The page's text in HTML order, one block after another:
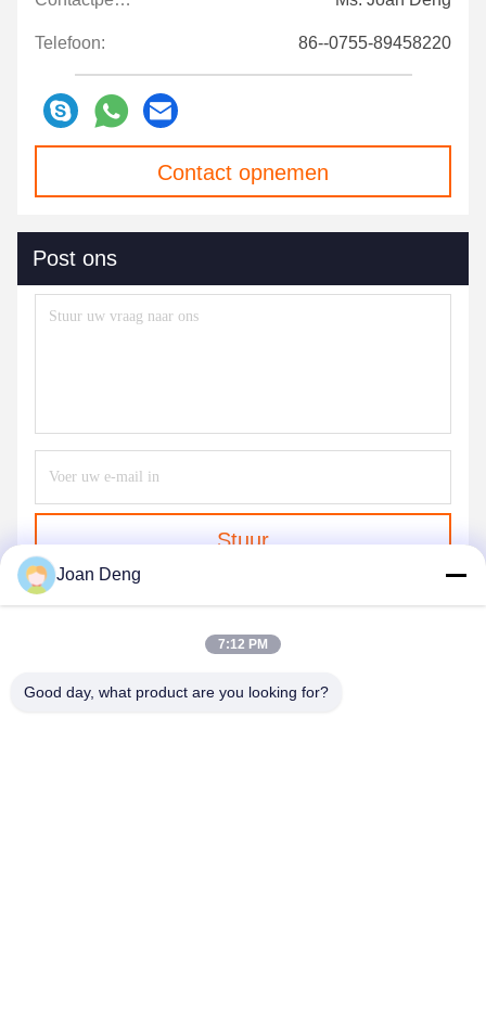
Telefoon: 86--0755-89458220
Contact opnemen
Post ons
Stuur
Joan Deng
7:12 PM
Good day, what product are you looking for?